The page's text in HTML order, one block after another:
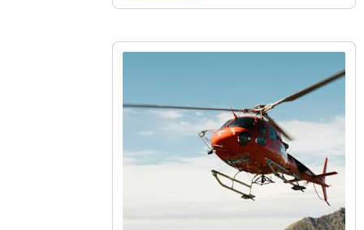
Wanderführer abgeschlossen hat,
Tätigkeit.